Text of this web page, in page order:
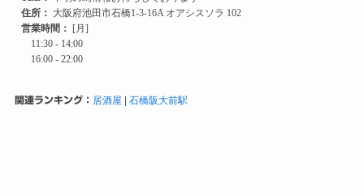
関連ランキング： 居酒屋 | 石橋阪大前駅